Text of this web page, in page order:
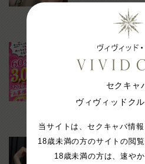
セクキャ
ヴィヴィッドク
当サイトは、セクキャバ情
18歳未満の方のサイトの閲
18歳未満の方は、速や
魅力のキャス
細やかな気配
品。華奢で女
Dカップの美し
が弾むこと間違
女らしい魅力
さを兼ね備えた
いなしの注目
12:30～20:30
勝手にやっ
17時までに受
分3000円でご
をご購入いただ
120分！サクッ
分！その日の予
い！ご来店お待
暑い夏より
外が熱くてうん